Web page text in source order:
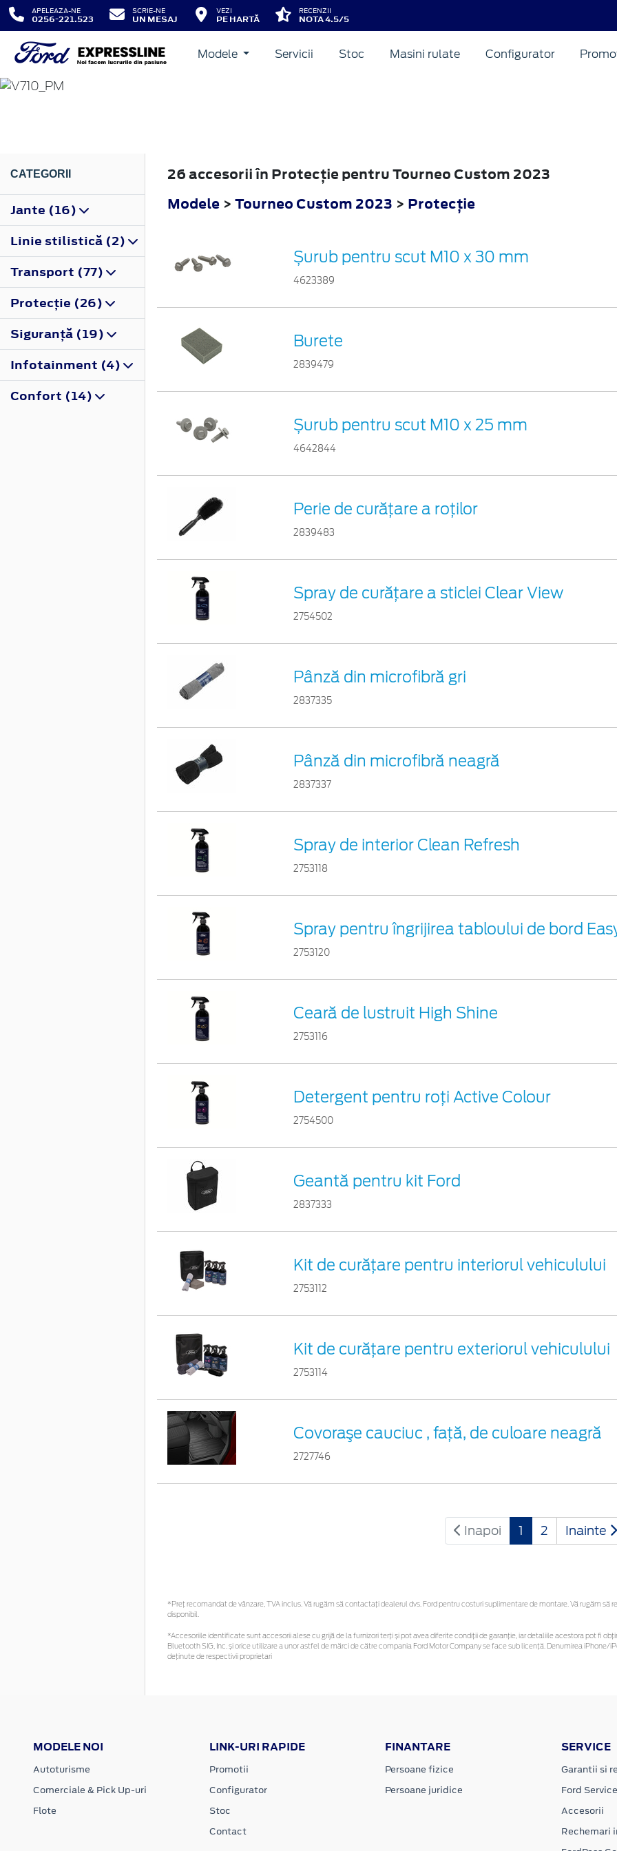
APELEAZA-NE
0256-221.523
SCRIE-NE
UN MESAJ
VEZI
PE HARTĂ
RECENZII
NOTA 4.5/5
Modele Servicii Stoc Masini rulate Configurator
TOURNEO CUSTOM
CATEGORII
Jante (16)
Linie stilistică (2)
Transport (77)
Protecţie (26)
Siguranţă (19)
Infotainment (4)
Confort (14)
26 accesorii în Protecţie pentru Tourneo Custom 2023
Modele > Tourneo Custom 2023 > Protecţie
Șurub pentru scut M10 x 30 mm
4623389
Burete
2839479
Șurub pentru scut M10 x 25 mm
4642844
Perie de curățare a roților
2839483
Spray de curățare a sticlei Clear View
2754502
Pânză din microfibră gri
2837335
Pânză din microfibră neagră
2837337
Spray de interior Clean Refresh
2753118
Spray pentru îngrijirea tabloului de bord
2753120
Ceară de lustruit High Shine
2753116
Detergent pentru roți Active Colour
2754500
Geantă pentru kit Ford
2837333
Kit de curățare pentru interiorul vehiculului
2753112
Kit de curățare pentru exteriorul vehiculului
2753114
Covoraşe cauciuc , faţă, de culoare neagră
2727746
Inapoi 1 2 Inainte
*Preţ recomandat de vânzare, TVA inclus. Vă rugăm să contactaţi dealerul dvs. Ford pentru costuri suplimentare de montare. Vă rugăm
disponibil.
*Accesoriile identificate sunt accesorii alese cu grijă de la furnizori terți și pot avea diferite condiții de garanție, iar detaliile acestora pot fi
Bluetooth SIG, Inc. și orice utilizare a unor astfel de mărci de către compania Ford Motor Company se face sub licență. Denumirea
deținute de respectivii proprietari
MODELE NOI
Autoturisme
Comerciale & Pick Up-uri
Flote
LINK-URI RAPIDE
Promotii
Configurator
Stoc
Contact
FINANTARE
Persoane fizice
Persoane juridice
SERVICE
Garantii si
Ford
Accesorii
Rechemari